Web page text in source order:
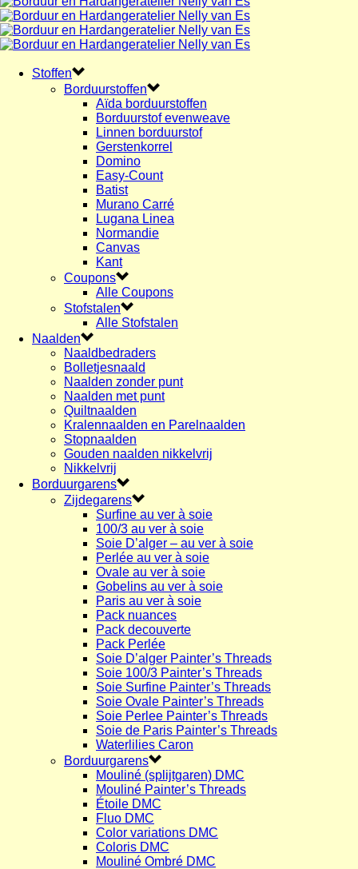
Stoffen
Borduurstoffen
Aïda borduurstoffen
Borduurstof evenweave
Linnen borduurstof
Gerstenkorrel
Domino
Easy-Count
Batist
Murano Carré
Lugana Linea
Normandie
Canvas
Kant
Coupons
Alle Coupons
Stofstalen
Alle Stofstalen
Naalden
Naaldbedraders
Bolletjesnaald
Naalden zonder punt
Naalden met punt
Quiltnaalden
Kralennaalden en Parelnaalden
Stopnaalden
Gouden naalden nikkelvrij
Nikkelvrij
Borduurgarens
Zijdegarens
Surfine au ver à soie
100/3 au ver à soie
Soie D’alger – au ver à soie
Perlée au ver à soie
Ovale au ver à soie
Gobelins au ver à soie
Paris au ver à soie
Pack nuances
Pack decouverte
Pack Perlée
Soie D’alger Painter’s Threads
Soie 100/3 Painter’s Threads
Soie Surfine Painter’s Threads
Soie Ovale Painter’s Threads
Soie Perlee Painter’s Threads
Soie de Paris Painter’s Threads
Waterlilies Caron
Borduurgarens
Mouliné (splijtgaren) DMC
Mouliné Painter’s Threads
Étoile DMC
Fluo DMC
Color variations DMC
Coloris DMC
Mouliné Ombré DMC